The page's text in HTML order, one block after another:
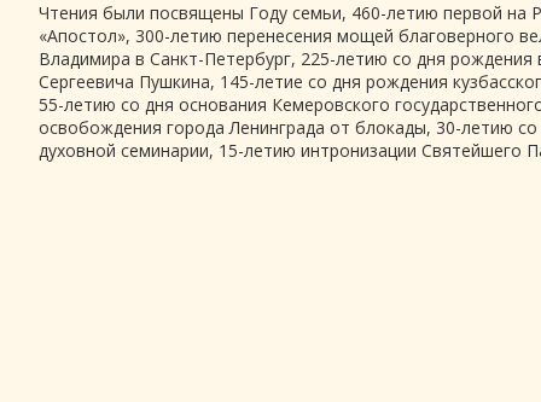
Чтения были посвящены Году семьи, 460-летию первой на
«Апостол», 300-летию перенесения мощей благоверного
Владимира в Санкт-Петербург, 225-летию со дня рождения
Сергеевича Пушкина, 145-летие со дня рождения
55-летию со дня основания Кемеровского
освобождения города Ленинграда от блокады, 30-летию
духовной семинарии, 15-летию интронизации Святейшего